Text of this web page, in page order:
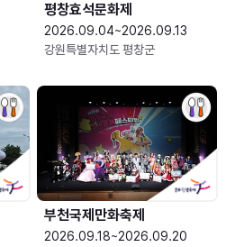
평창효석문화제
2026.09.04~2026.09.13
강원특별자치도 평창군
부천국제만화축제
2026.09.18~2026.09.20